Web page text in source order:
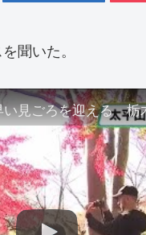
聞いた。
い見ごろを迎える 栃